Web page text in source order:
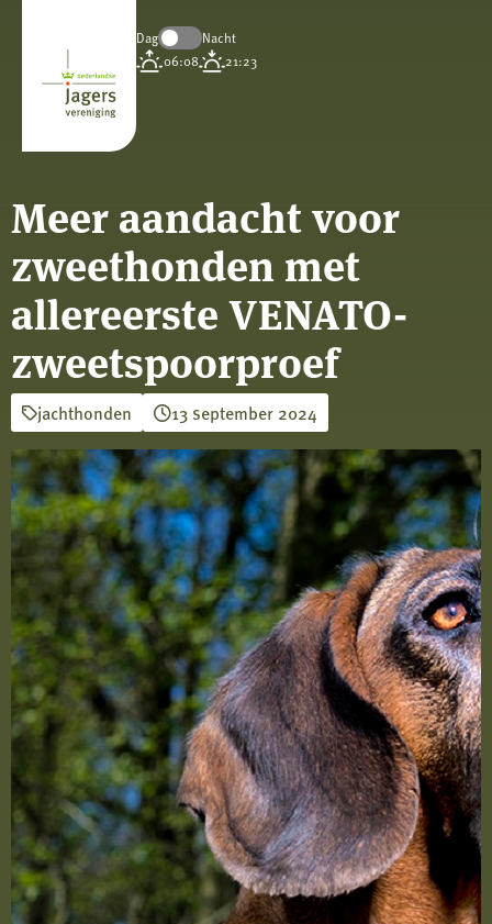
Koninklijke
Nederlandse
Jagersvereniging
Dag
Nacht
06:08
21:23
Meer aandacht voor
zweethonden met
allereerste VENATO-
zweetspoorproef
jachthonden 13 september 2024